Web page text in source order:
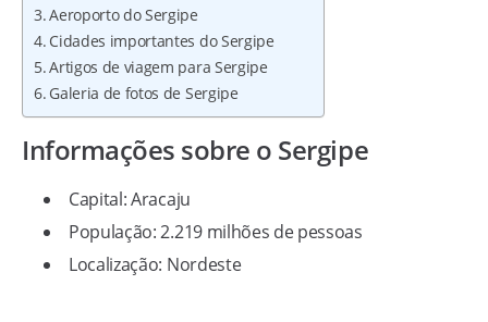
Aeroporto do Sergipe
Cidades importantes do Sergipe
Artigos de viagem para Sergipe
Galeria de fotos de Sergipe
Informações sobre o Sergipe
Capital: Aracaju
População: 2.219 milhões de pessoas
Localização: Nordeste